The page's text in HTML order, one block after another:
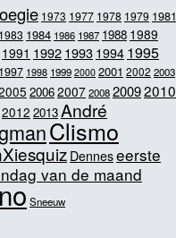
1973 1977 1978 1979 1981
1983 1984 1986 1987 1988 1989
1991 19921993 1994 1995
1997 1998 1999 2000 2001 2002 2003
20062007200820092010
2012 2013André
Clismo
Denneseerste
van de maand
Sneeuw